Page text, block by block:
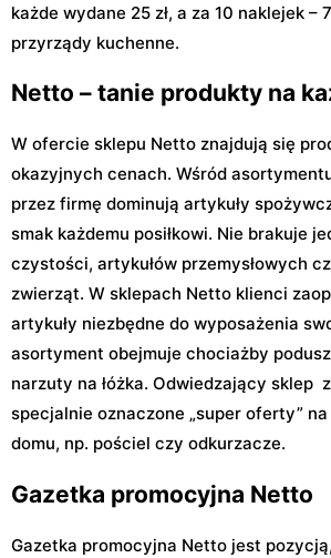
każde wydane 25 zł, a za 10 naklejek –
przyrządy kuchenne.
Netto – tanie produkty na
W ofercie sklepu Netto znajdują się
okazyjnych cenach. Wśród
przez firmę dominują artykuły
smak każdemu posiłkowi. Nie brakuje
czystości, artykułów przemysłowych
zwierząt. W sklepach Netto klienci
artykuły niezbędne do wyposażenia
asortyment obejmuje chociażby
narzuty na łóżka. Odwiedzający sklep
specjalnie oznaczone „super oferty”
domu, np. pościel czy odkurzacze.
Gazetka promocyjna Netto
Gazetka promocyjna Netto jest